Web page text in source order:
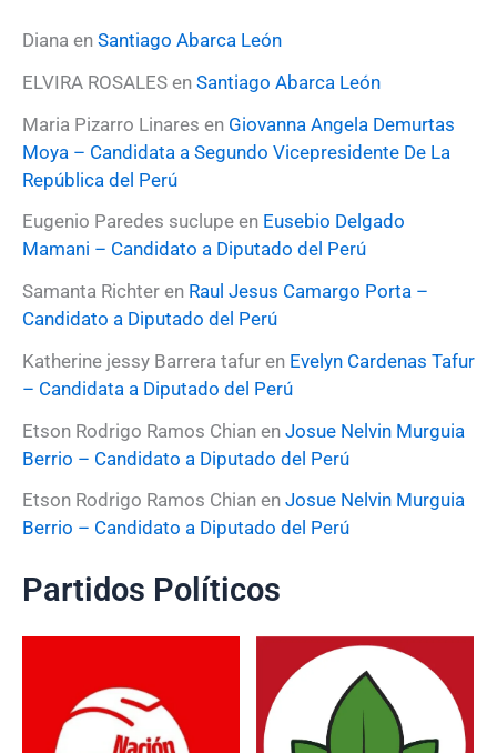
p
r
Diana en Santiago Abarca León
ELVIRA ROSALES en Santiago Abarca León
Maria Pizarro Linares en Giovanna Angela Demurtas
Moya – Candidata a Segundo Vicepresidente De La
República del Perú
Eugenio Paredes suclupe en Eusebio Delgado
Mamani – Candidato a Diputado del Perú
Samanta Richter en Raul Jesus Camargo Porta –
Candidato a Diputado del Perú
Katherine jessy Barrera tafur en Evelyn Cardenas Tafur
– Candidata a Diputado del Perú
Etson Rodrigo Ramos Chian en Josue Nelvin Murguia
Berrio – Candidato a Diputado del Perú
Etson Rodrigo Ramos Chian en Josue Nelvin Murguia
Berrio – Candidato a Diputado del Perú
Partidos Políticos